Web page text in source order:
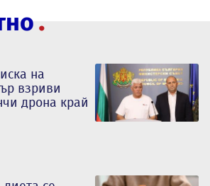
на
взриви
дрона край